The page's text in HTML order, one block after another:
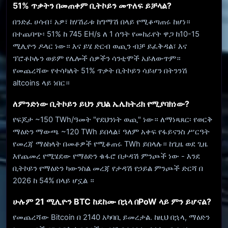
51% ጥቃትን በመጠቀም ቢትኮይን መጥለፍ ይቻላል?
በንድፈ ሀሳብ፣ አዎ፣ ከሃሽራቱ ከግማሽ በላይ የሚቆጣጠሩ ከሆነ።
በተጨባጭ፡ 51% ከ 745 EH/s ለ 1 ሰዓት የመከራየት ዋጋ ከ10-15
ሚሊዮን ዶላር ነው። እና ይሄ ድርብ ወጪን ብቻ ይፈቅዳል፣ እና
ፕሮቶኮሉን ወይም የሌሎች ሰዎችን ሳንቲሞች አይለውጥም።
የመጨረሻው የተሳካለት 51% ጥቃት ቢትኮይን ሳይሆን በትንንሽ
altcoins ላይ ነበር።
ለምንድነው ቢትኮይን ይህን ያህል ኤሌክትሪክ የሚያባክነው?
የፍጆታ ~150 TWh/ዓመት "የደህንነት ወጪ" ነው። ለማነጻጸር፡ የወርቅ
ማዕድን ማውጫ ~120 TWh ይበላል፣ ዓለም አቀፍ የፋይናንስ ሥርዓት
የመረጃ ማዕከላት በመቶዎች የሚቆጠሩ TWh ይበላሉ። ከጊዜ ወደ ጊዜ
እየጨመረ የሚሄደው የማዕድን ቁፋሮ በታዳሽ ምንጮች ነው - እንደ
ቢትኮይን የማዕድን ካውንስል መረጃ የታዳሽ የኃይል ምንጮች ድርሻ በ
2026 ከ 54% በላይ ሆኗል ።
ሁሉም 21 ሚሊዮን BTC ከደከሙ በኋላ በPoW ላይ ምን ይሆናል?
የመጨረሻው Bitcoin በ 2140 አካባቢ ይመረታል. ከዚህ በኋላ, ማዕድን